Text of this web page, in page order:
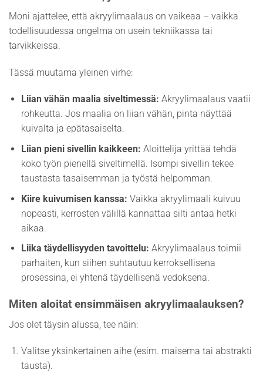
Moni ajattelee, että akryylimaalaus on vaikeaa – vaikka
todellisuudessa ongelma on usein tekniikassa tai
tarvikkeissa.
Tässä muutama yleinen virhe:
Liian vähän maalia siveltimessä: Akryylimaalaus vaatii
rohkeutta. Jos maalia on liian vähän, pinta näyttää
kuivalta ja epätasaiselta.
Liian pieni sivellin kaikkeen: Aloittelija yrittää tehdä
koko työn pienellä siveltimellä. Isompi sivellin tekee
taustasta tasaisemman ja työstä helpomman.
Kiire kuivumisen kanssa: Vaikka akryylimaali kuivuu
nopeasti, kerrosten välillä kannattaa silti antaa hetki
aikaa.
Liika täydellisyyden tavoittelu: Akryylimaalaus toimii
parhaiten, kun siihen suhtautuu kerroksellisena
prosessina, ei yhtenä täydellisenä vedoksena.
Miten aloitat ensimmäisen akryylimaalauksen?
Jos olet täysin alussa, tee näin:
Valitse yksinkertainen aihe (esim. maisema tai abstrakti
tausta).